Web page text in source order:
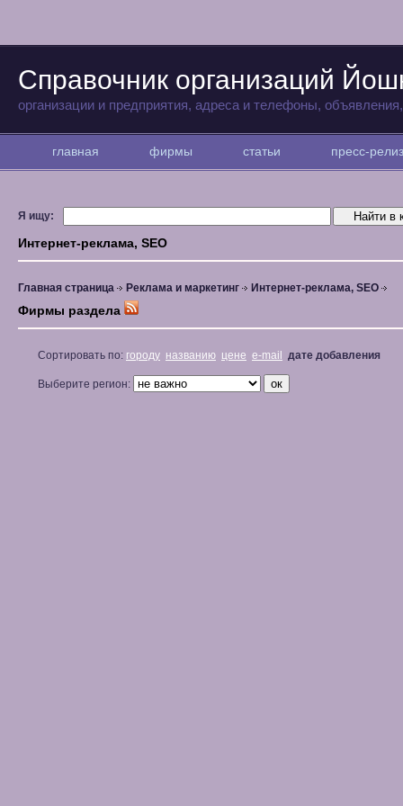
Справочник организаций
организации и предприятия, адреса и телефоны,
главная фирмы статьи пресс-
Я ищу:
Интернет-реклама, SEO
Главная страница Реклама и маркетинг Интернет-реклама, SEO
Фирмы раздела
Сортировать по: городу названию цене e-mail дате добавления
Выберите регион: